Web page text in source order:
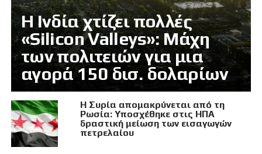
Η Ινδία χτίζει πολλές
«Silicon Valleys»: Μάχη
των πολιτειών για μια
αγορά 150 δισ. δολαρίων
Η Συρία απομακρύνεται από τη
Ρωσία: Υποσχέθηκε στις ΗΠΑ
δραστική μείωση των εισαγωγών
πετρελαίου